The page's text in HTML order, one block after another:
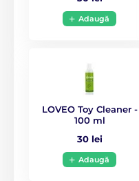
Vibratoare clasice
Vibratoare din silicon
Cadouri pentru femei
Adaugă
LOVEO Toy Cleaner -
100 ml
30 lei
Adaugă